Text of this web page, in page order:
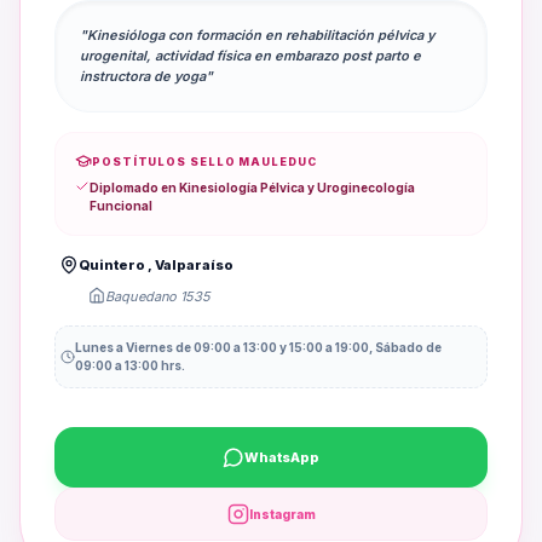
"Kinesióloga con formación en rehabilitación pélvica y
urogenital, actividad física en embarazo post parto e
instructora de yoga"
POSTÍTULOS SELLO MAULEDUC
Diplomado en Kinesiología Pélvica y Uroginecología
Funcional
Quintero , Valparaíso
Baquedano 1535
Lunes a Viernes de 09:00 a 13:00 y 15:00 a 19:00, Sábado de
09:00 a 13:00 hrs.
WhatsApp
Instagram